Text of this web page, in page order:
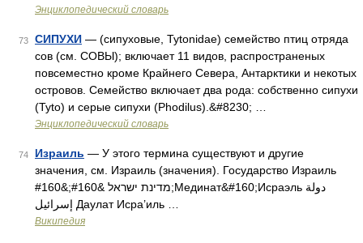
Энциклопедический словарь
73 СИПУХИ — (сипуховые, Tytonidae) семейство птиц отряда
сов (см. СОВЫ); включает 11 видов, распространеных
повсеместно кроме Крайнего Севера, Антарктики и некотых
островов. Семейство включает два рода: собственно сипухи
(Tyto) и серые сипухи (Phodilus).&#8230; …
Энциклопедический словарь
74 Израиль — У этого термина существуют и другие
значения, см. Израиль (значения). Государство Израиль
מדינת ישראל &#160;&#160;Мединат&#160;Исраэль دولة
إسرائيل‎ Даулат Исра’иль …
Википедия